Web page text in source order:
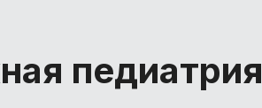
педиатрия